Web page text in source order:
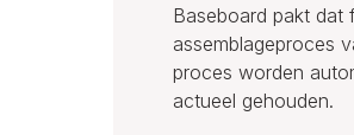
Baseboard pakt dat
assemblageproces
proces worden
actueel gehouden.